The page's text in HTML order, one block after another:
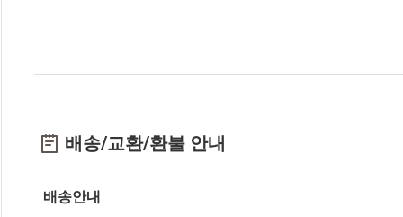
배송/교환/환불 안내
배송안내